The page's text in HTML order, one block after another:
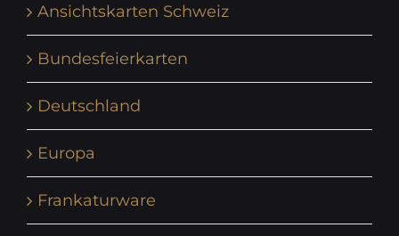
Ansichtskarten Schweiz
Bundesfeierkarten
Deutschland
Europa
Frankaturware